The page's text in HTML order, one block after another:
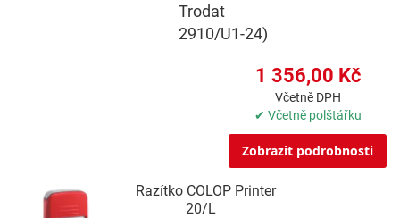
Trodat
2910/U1-24)
1 356,00 Kč
Včetně DPH
✔ Včetně polštářku
Zobrazit podrobnosti
Razítko COLOP Printer
20/L